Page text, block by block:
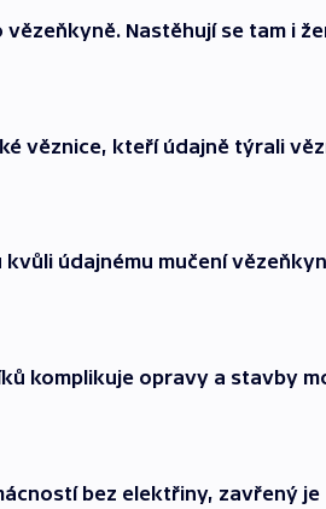
Nastěhují se tam i
věznice, kteří údajně týrali
údajnému mučení
komplikuje opravy a stavby
bez elektřiny, zavřený je